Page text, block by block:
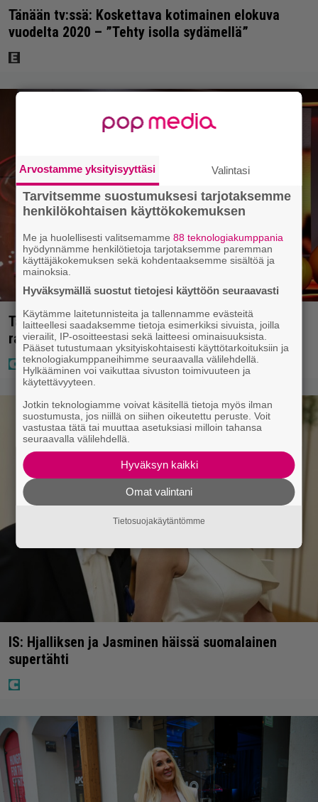
Tänään tv:ssä: Koskettava kotimainen elokuva
vuodelta 2020 – ”Tehty isolla sydämellä”
Täällä pelattiin lauantain Loton ja Jokerin isot
rahat – Tokmannilla, ABC:lla, netissä…
IS: Hjalliksen ja Jasminen häissä suomalainen
supertähti
Arvostamme yksityisyyttäsi Valintasi
Tarvitsemme suostumuksesi tarjotaksemme
henkilökohtaisen käyttökokemuksen
Me ja huolellisesti valitsemamme88 teknologiakumppania
hyödynnämme henkilötietoja tarjotaksemme paremman
käyttäjäkokemuksen sekä kohdentaaksemme sisältöä ja
mainoksia.
Hyväksymällä suostut tietojesi käyttöön seuraavasti
Käytämme laitetunnisteita ja tallennamme evästeitä
laitteellesi saadaksemme tietoja esimerkiksi sivuista, joilla
vierailit, IP-osoitteestasi sekä laitteesi ominaisuuksista.
Pääset tutustumaan yksityiskohtaisesti käyttötarkoituksiin ja
teknologiakumppaneihimme seuraavalla välilehdellä.
Hylkääminen voi vaikuttaa sivuston toimivuuteen ja
käytettävyyteen.
Jotkin teknologiamme voivat käsitellä tietoja myös ilman
suostumusta, jos niillä on siihen oikeutettu peruste. Voit
vastustaa tätä tai muuttaa asetuksiasi milloin tahansa
seuraavalla välilehdellä.
Hyväksyn kaikki
Omat valintani
Tietosuojakäytäntömme